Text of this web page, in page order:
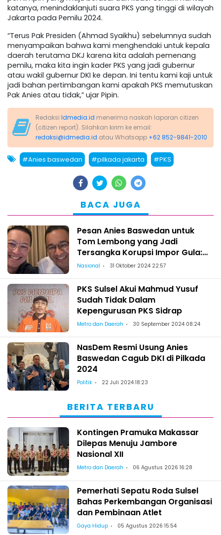
katanya, menindaklanjuti suara PKS yang tinggi di wilayah
Jakarta pada Pemilu 2024.
“Terus Pak Presiden (Ahmad Syaikhu) sebelumnya sudah
menyampaikan bahwa kami menghendaki untuk kepala
daerah terutama DKJ karena kita adalah pemenang
pemilu, maka kita ingin kader PKS yang jadi gubernur
atau wakil gubernur DKI ke depan. Ini tentu kami kaji untuk
jadi bahan pertimbangan kami apakah PKS memutuskan
Pak Anies atau tidak,” ujar Pipin.
Redaksi Idmedia.id menerima naskah laporan citizen
(citizen report). Silahkan kirim ke email:
redaksi@idmedia.id atau Whatsapp +62 852-9841-2010
#Anies baswedan #pilkada jakarta #PKS
BACA JUGA
Pesan Anies Baswedan untuk
Tom Lembong yang Jadi
Tersangka Korupsi Impor Gula:
Jangan Berhenti Mencintai
Nasional 31 Oktober 2024 22:57
PKS Sulsel Akui Mahmud Yusuf
Sudah Tidak Dalam
Kepengurusan PKS Sidrap
Metro dan Daerah 30 September 2024 08:24
NasDem Resmi Usung Anies
Baswedan Cagub DKI di Pilkada
2024
Politik 22 Juli 2024 18:23
BERITA TERBARU
Kontingen Pramuka Makassar
Dilepas Menuju Jambore
Nasional XII
Metro dan Daerah 06 Agustus 2026 16:28
Pemerhati Sepatu Roda Sulsel
Bahas Perkembangan Organisasi
dan Pembinaan Atlet
Gaya Hidup 05 Agustus 2026 15:54